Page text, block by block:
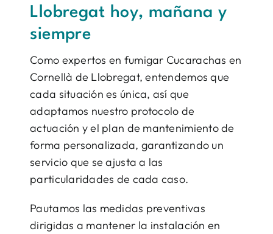
Llobregat hoy, mañana y
siempre
Como expertos en fumigar Cucarachas en
Cornellà de Llobregat, entendemos que
cada situación es única, así que
adaptamos nuestro protocolo de
actuación y el plan de mantenimiento de
forma personalizada, garantizando un
servicio que se ajusta a las
particularidades de cada caso.
Pautamos las medidas preventivas
dirigidas a mantener la instalación en